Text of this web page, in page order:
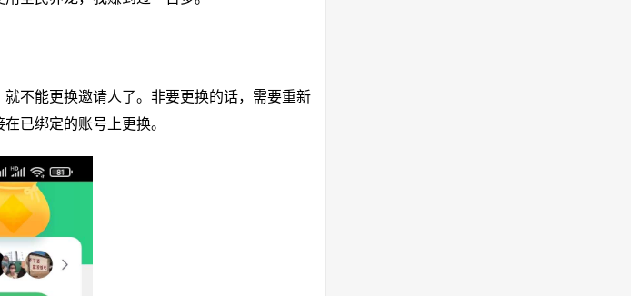
就不能更换邀请人了。非要更换的话，需要重新
已绑定的账号上更换。